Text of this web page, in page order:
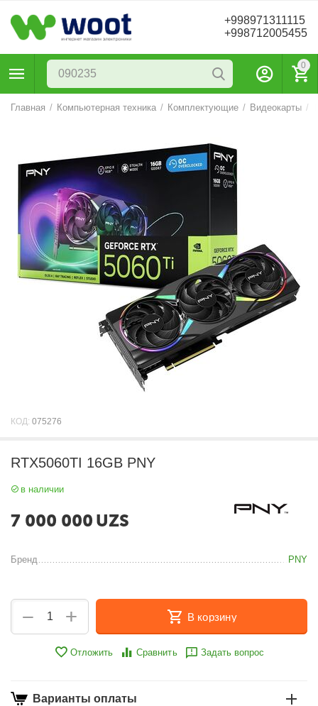
+998971311115
+998712005455
0
Главная / Компьютерная техника / Комплектующие / Видеокарты /
КОД: 075276
RTX5060TI 16GB PNY
в наличии
7 000 000 UZS
Бренд PNY
+
− В корзину
Отложить Сравнить Задать вопрос
Варианты оплаты